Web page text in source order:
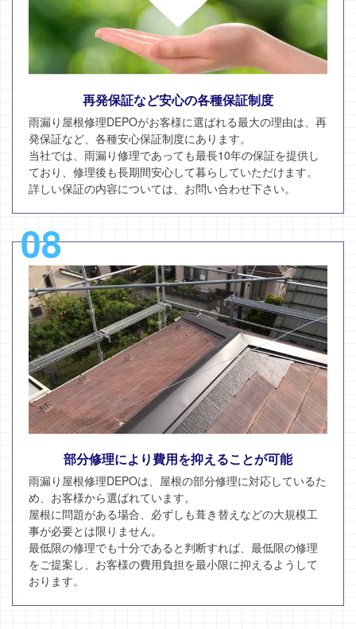
再発保証など安心の各種保証制度
雨漏り屋根修理DEPOがお客様に選ばれる最大の理由は、再
発保証など、各種安心保証制度にあります。
当社では、雨漏り修理であっても最長10年の保証を提供し
ており、修理後も長期間安心して暮らしていただけます。
詳しい保証の内容については、お問い合わせ下さい。
08
部分修理により費用を抑えることが可能
雨漏り屋根修理DEPOは、屋根の部分修理に対応しているた
め、お客様から選ばれています。
屋根に問題がある場合、必ずしも葺き替えなどの大規模工
事が必要とは限りません。
最低限の修理でも十分であると判断すれば、最低限の修理
をご提案し、お客様の費用負担を最小限に抑えるようして
おります。